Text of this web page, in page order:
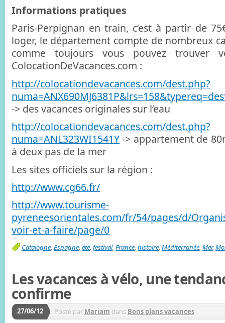
Informations pratiques
Paris-Perpignan en train, c’est à partir de
loger, le département compte de nombreux
comme toujours vous pouvez trouver
ColocationDeVacances.com :
http://colocationdevacances.com/dest.php?
-> des vacances originales sur l’eau
http://colocationdevacances.com/dest.php?
numa=ANL323WI1541Y-> appartement de
à deux pas de la mer
Les sites officiels sur la région :
http://www.cg66.fr/
http://www.tourisme-
pyreneesorientales.com/fr/54/pages/d/
voir-et-a-faire/page/0
Catalogne, Espagne, été, festival, France, histoire, Méditerranée, Mer,
Les vacances à vélo, une
confirme
27/06/12 Posté par Mariam dans Bons plans vacances